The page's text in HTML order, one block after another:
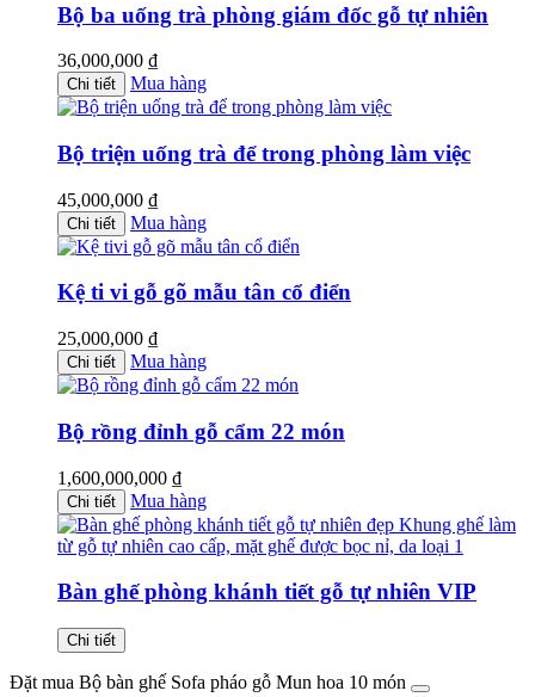
Bộ ba uống trà phòng giám đốc gỗ tự nhiên
36,000,000 ₫
Chi tiết Mua hàng
Bộ triện uống trà để trong phòng làm việc
45,000,000 ₫
Chi tiết Mua hàng
Kệ ti vi gỗ gõ mẫu tân cổ điển
25,000,000 ₫
Chi tiết Mua hàng
Bộ rồng đỉnh gỗ cẩm 22 món
1,600,000,000 ₫
Chi tiết Mua hàng
Bàn ghế phòng khánh tiết gỗ tự nhiên VIP
Chi tiết
Đặt mua Bộ bàn ghế Sofa pháo gỗ Mun hoa 10 món